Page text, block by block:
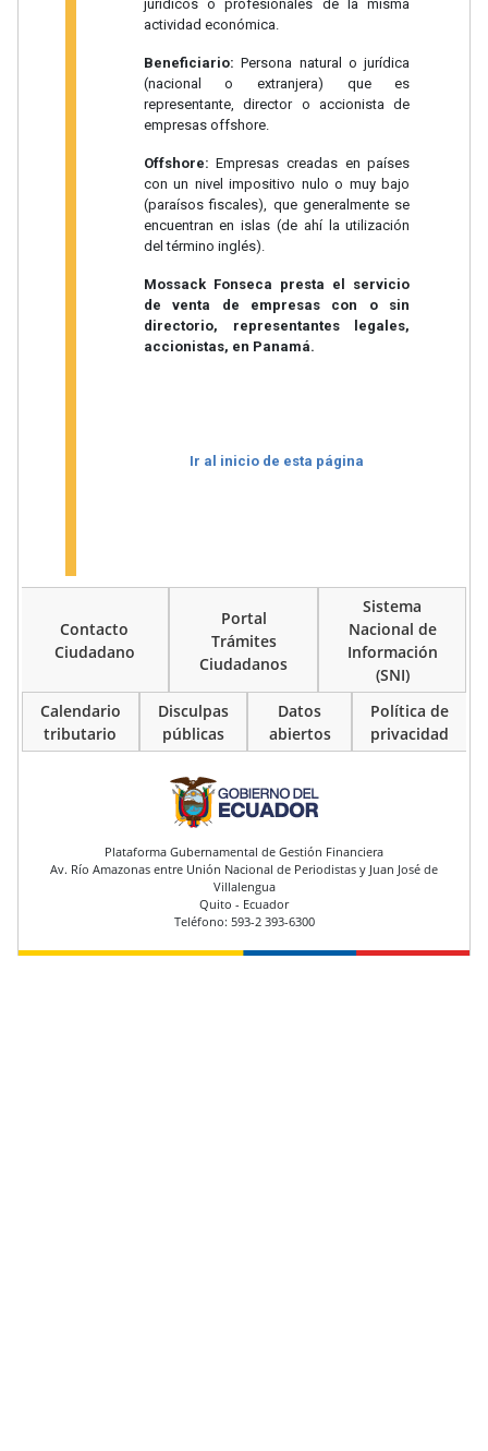
jurídicos o profesionales de la misma
actividad económica.
Beneficiario: Persona natural o jurídica
(nacional o extranjera) que es
representante, director o accionista de
empresas offshore.
Offshore: Empresas creadas en países
con un nivel impositivo nulo o muy bajo
(paraísos fiscales), que generalmente se
encuentran en islas (de ahí la utilización
del término inglés).
Mossack Fonseca presta el servicio
de venta de empresas con o sin
directorio, representantes legales,
accionistas, en Panamá.
Ir al inicio de esta página
Contacto
Ciudadano
Portal
Trámites
Ciudadanos
Sistema
Nacional de
Información
(SNI)
Calendario
tributario
Disculpas
públicas
Datos
abiertos
Política de
privacidad
pie de página
Plataforma Gubernamental de Gestión Financiera
Av. Río Amazonas entre Unión Nacional de Periodistas y Juan José de
Villalengua
Quito - Ecuador
Teléfono: 593-2 393-6300